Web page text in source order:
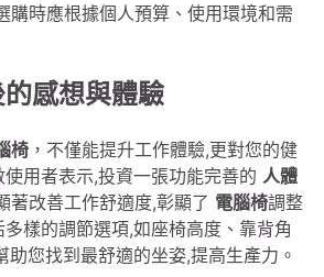
購時應根據個人預算、使用環境和需
感想與體驗
椅 ，不僅能提升工作體驗,更對您的健
用者表示,投資一張功能完善的 人體
著改善工作舒適度,彰顯了 電腦椅調整
樣的調節選項,如座椅高度、靠背角
助您找到最舒適的坐姿,提高生產力。